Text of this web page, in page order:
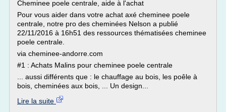
Cheminee poele centrale, aide à l'achat
Pour vous aider dans votre achat axé cheminee poele
centrale, notre pro des cheminées Nelson a publié
22/11/2016 à 16h51 des ressources thématisées cheminee
poele centrale.
via cheminee-andorre.com
#1 : Achats Malins pour cheminee poele centrale
... aussi différents que : le chauffage au bois, les poêle à
bois, cheminées aux bois, ... Un design...
Lire la suite